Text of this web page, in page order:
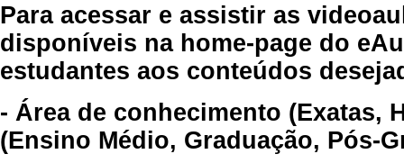
Para acessar e assistir as
disponíveis na home-page do
estudantes aos conteúdos
- Área de conhecimento (Exatas,
(Ensino Médio, Graduação, Pós-